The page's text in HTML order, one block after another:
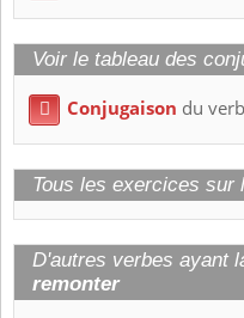
Voir le tableau des
 Conjugaison du
Tous les exercices sur
D'autres verbes ayant
remonter